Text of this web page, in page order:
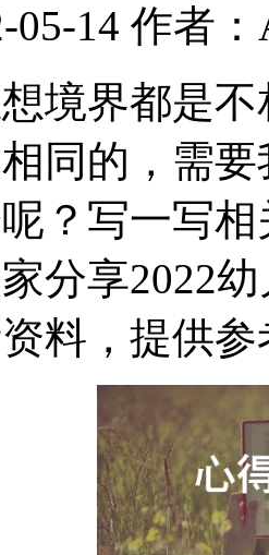
05-14 作者：
境界都是
同的，需
？写一写
分享2022
料，提供